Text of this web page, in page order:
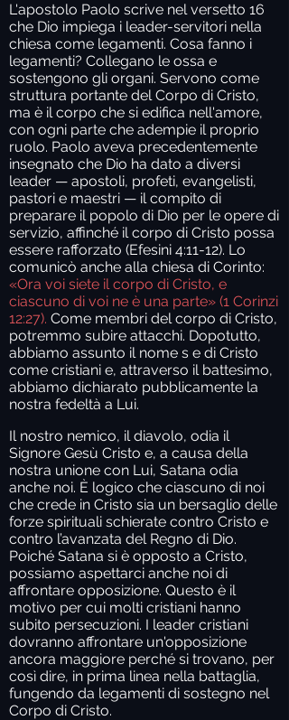
L'apostolo Paolo scrive nel versetto 16
che Dio impiega i leader-servitori nella
chiesa come legamenti. Cosa fanno i
legamenti? Collegano le ossa e
sostengono gli organi. Servono come
struttura portante del Corpo di Cristo,
ma è il corpo che si edifica nell'amore,
con ogni parte che adempie il proprio
ruolo. Paolo aveva precedentemente
insegnato che Dio ha dato a diversi
leader — apostoli, profeti, evangelisti,
pastori e maestri — il compito di
preparare il popolo di Dio per le opere di
servizio, affinché il corpo di Cristo possa
essere rafforzato (Efesini 4:11-12). Lo
comunicò anche alla chiesa di Corinto:
«Ora voi siete il corpo di Cristo, e
ciascuno di voi ne è una parte» (1 Corinzi
12:27). Come membri del corpo di Cristo,
potremmo subire attacchi. Dopotutto,
abbiamo assunto il nome s e di Cristo
come cristiani e, attraverso il battesimo,
abbiamo dichiarato pubblicamente la
nostra fedeltà a Lui.
Il nostro nemico, il diavolo, odia il
Signore Gesù Cristo e, a causa della
nostra unione con Lui, Satana odia
anche noi. È logico che ciascuno di noi
che crede in Cristo sia un bersaglio delle
forze spirituali schierate contro Cristo e
contro l’avanzata del Regno di Dio.
Poiché Satana si è opposto a Cristo,
possiamo aspettarci anche noi di
affrontare opposizione. Questo è il
motivo per cui molti cristiani hanno
subito persecuzioni. I leader cristiani
dovranno affrontare un'opposizione
ancora maggiore perché si trovano, per
così dire, in prima linea nella battaglia,
fungendo da legamenti di sostegno nel
Corpo di Cristo.